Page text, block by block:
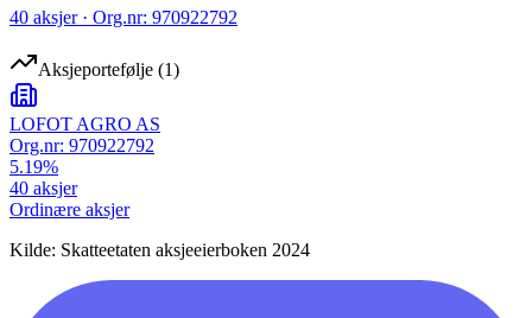
40 aksjer · Org.nr: 970922792
Aksjeportefølje (1)
LOFOT AGRO AS
Org.nr: 970922792
5.19%
40 aksjer
Ordinære aksjer
Kilde: Skatteetaten aksjeeierboken 2024